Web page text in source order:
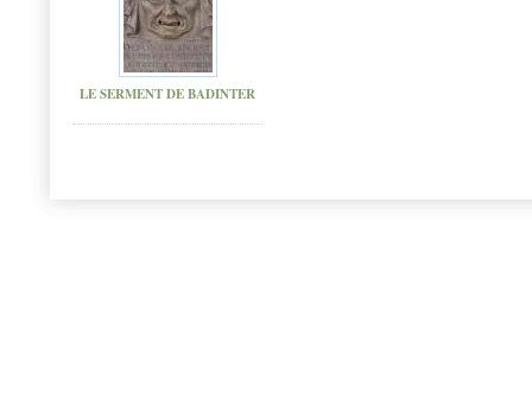
LE SERMENT DE BADINTER